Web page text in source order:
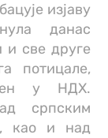
изјаву
данас
и све друге
потицале,
у НДХ.
српским
као и над